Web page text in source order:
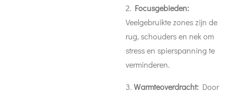
2. Focusgebieden:
Veelgebruikte zones zijn de
rug, schouders en nek om
stress en spierspanning te
verminderen.
3.Warmteoverdracht: Door